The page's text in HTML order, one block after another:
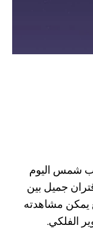
شمس اليوم
الليل، اقتران جميل بين
يمكن مشاهدته
الفلكي.